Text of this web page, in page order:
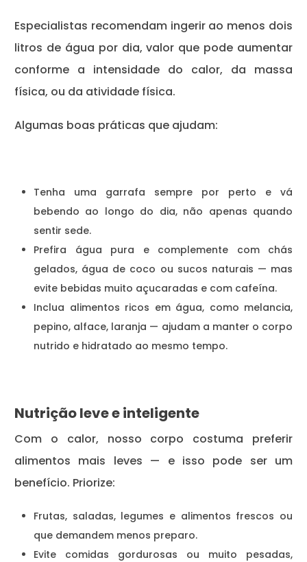
Especialistas recomendam ingerir ao menos dois
litros de água por dia, valor que pode aumentar
conforme a intensidade do calor, da massa
física, ou da atividade física.
Algumas boas práticas que ajudam:
Tenha uma garrafa sempre por perto e vá
bebendo ao longo do dia, não apenas quando
sentir sede.
Prefira água pura e complemente com chás
gelados, água de coco ou sucos naturais — mas
evite bebidas muito açucaradas e com cafeína.
Inclua alimentos ricos em água, como melancia,
pepino, alface, laranja — ajudam a manter o corpo
nutrido e hidratado ao mesmo tempo.
Nutrição leve e inteligente
Com o calor, nosso corpo costuma preferir
alimentos mais leves — e isso pode ser um
benefício. Priorize:
Frutas, saladas, legumes e alimentos frescos ou
que demandem menos preparo.
Evite comidas gordurosas ou muito pesadas,